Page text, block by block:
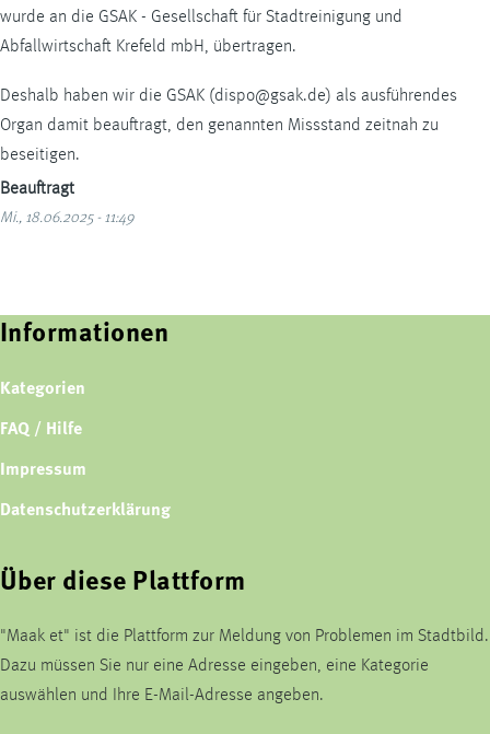
wurde an die GSAK - Gesellschaft für Stadtreinigung und
Abfallwirtschaft Krefeld mbH, übertragen.
Deshalb haben wir die GSAK (dispo@gsak.de) als ausführendes
Organ damit beauftragt, den genannten Missstand zeitnah zu
beseitigen.
Beauftragt
Mi., 18.06.2025 - 11:49
Informationen
Kategorien
FAQ / Hilfe
Impressum
Datenschutzerklärung
Über diese Plattform
"Maak et" ist die Plattform zur Meldung von Problemen im Stadtbild.
Dazu müssen Sie nur eine Adresse eingeben, eine Kategorie
auswählen und Ihre E-Mail-Adresse angeben.